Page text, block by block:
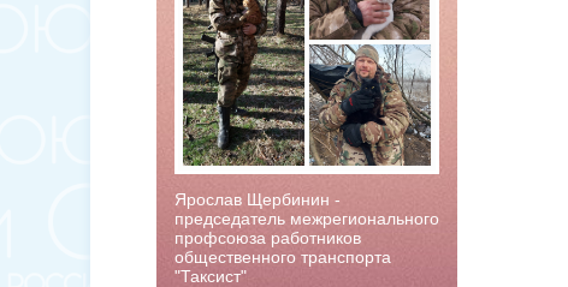
Ярослав Щербинин -
председатель межрегионального
профсоюза работников
общественного транспорта
"Таксист"